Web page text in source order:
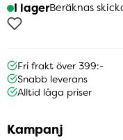
I lagerBeräknas
Fri frakt över 399:-
Snabb leverans
Alltid låga priser
Kampanj